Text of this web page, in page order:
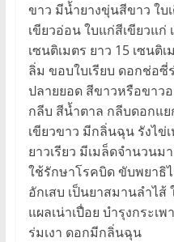
ขาว มีน้ำยางขุ่นสีขาว ใบ
เขียวอ่อน ใบแก่สีเขียวแก่
เซนติเมตร ยาว 15 เซนติ
ลิ่ม ขอบใบเรียบ ดอกช่อ
ปลายยอด สีขาวหรือขาว
กลีบ สีน้ำตาล กลีบดอกแ
เขียวขาว มีกลิ่นฉุน รังไข่
ยาวเรียว มีเมล็ดจำนวนม
ใช้รักษาโรคบิด ขับพยาธิ
อักเสบ เป็นยาสมานลำไ
แผลเน่าเปื่อย บำรุงกระ
ร่มเงา ดอกมีกลิ่นฉุน